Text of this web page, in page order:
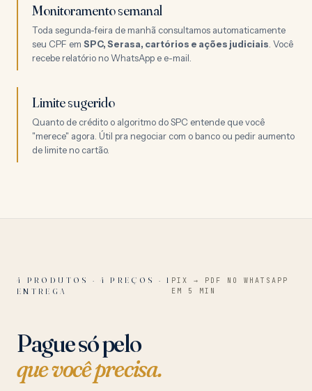
Monitoramento semanal
Toda segunda-feira de manhã consultamos automaticamente
seu CPF em SPC, Serasa, cartórios e ações judiciais . Você
recebe relatório no WhatsApp e e-mail.
Limite sugerido
Quanto de crédito o algoritmo do SPC entende que você
"merece" agora. Útil pra negociar com o banco ou pedir aumento
de limite no cartão.
4 PRODUTOS · 4 PREÇOS · 1
ENTREGA
PIX → PDF NO WHATSAPP
EM 5 MIN
Pague só pelo
que você precisa.